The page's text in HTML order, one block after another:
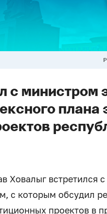
с министром
плана
Ховалыг встретился
с которым обсудил
проектов в